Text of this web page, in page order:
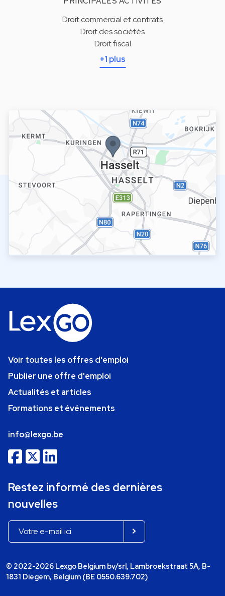
Droit commercial et contrats
Droit des sociétés
Droit fiscal
+1 plus
Voir toutes les offres d'emploi
Publier une offre d'emploi
Actualités et articles
Formations et événements
info@lexgo.be
Restez informé des dernières
nouvelles
© 2022-2026 Lexgo Belgium bv/srl, Lambroekstraat 5A, B-
1831 Diegem, Belgium (BE 0550.639.702)